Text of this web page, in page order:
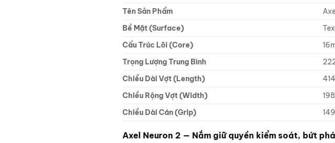
Tên Sản Phẩm
Bề Mặt (Surface)
Cấu Trúc Lõi (Core)
Trọng Lượng Trung Bình
Chiều Dài Vợt (Length)
Chiều Rộng Vợt (Width)
Chiều Dài Cán (Grip)
Axel Neuron 2 — Nắm giữ quyền kiểm soát, bứt